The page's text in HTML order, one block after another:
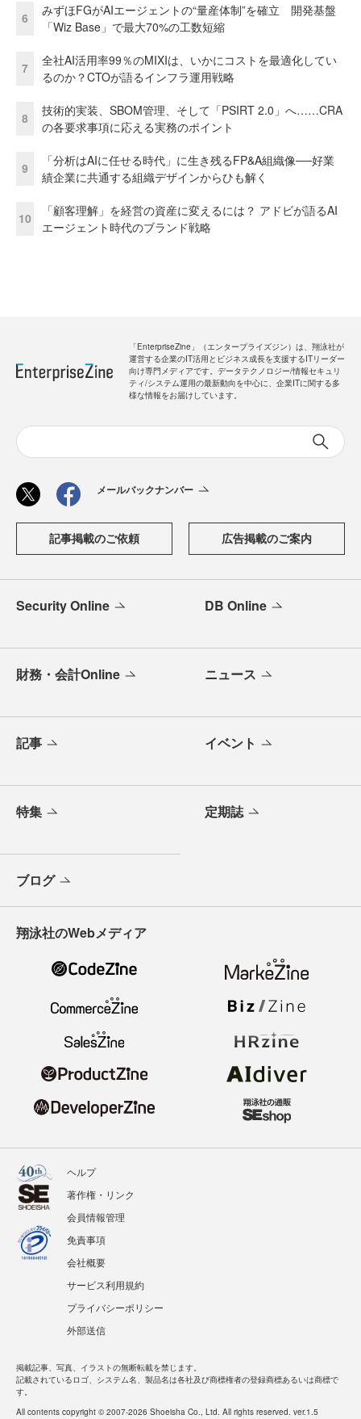
6
みずほFGがAIエージェントの“量産体制”を確立 開発基盤
「Wiz Base」で最大70%の工数短縮
7
全社AI活用率99％のMIXIは、いかにコストを最適化してい
るのか？CTOが語るインフラ運用戦略
8
技術的実装、SBOM管理、そして「PSIRT 2.0」へ……CRA
の各要求事項に応える実務のポイント
9
「分析はAIに任せる時代」に生き残るFP&A組織像──好業
績企業に共通する組織デザインからひも解く
10
「顧客理解」を経営の資産に変えるには？ アドビが語るAI
エージェント時代のブランド戦略
「EnterpriseZine」（エンタープライズジン）は、翔泳社が
運営する企業のIT活用とビジネス成長を支援するITリーダー
向け専門メディアです。データテクノロジー/情報セキュリ
ティ/システム運用の最新動向を中心に、企業ITに関する多
様な情報をお届けしています。
メールバックナンバー
記事掲載のご依頼 広告掲載のご案内
Security Online DB Online
財務・会計Online ニュース
記事 イベント
特集 定期誌
ブログ
翔泳社のWebメディア
ヘルプ
著作権・リンク
会員情報管理
免責事項
会社概要
サービス利用規約
プライバシーポリシー
外部送信
掲載記事、写真、イラストの無断転載を禁じます。
記載されているロゴ、システム名、製品名は各社及び商標権者の登録商標あるいは商標で
す。
All contents copyright © 2007-2026 Shoeisha Co., Ltd. All rights reserved. ver.1.5